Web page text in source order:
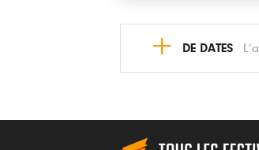
+ DE DATES